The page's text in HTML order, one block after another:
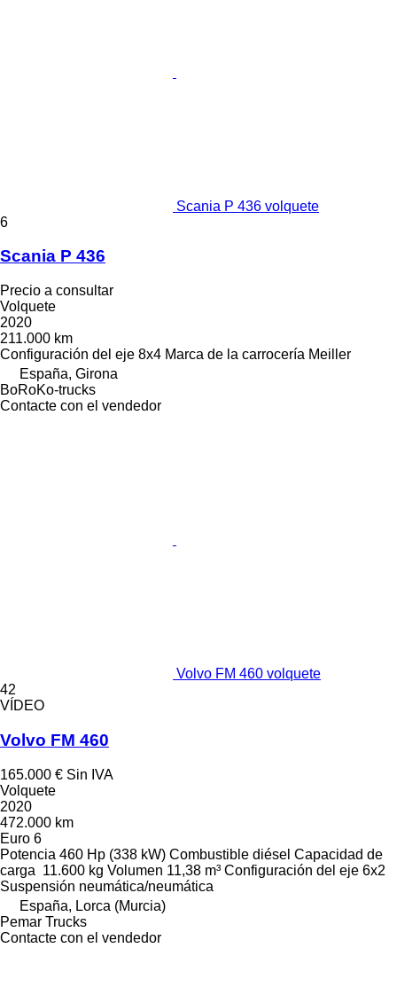
Scania P 436 volquete
6
Scania P 436
Precio a consultar
Volquete
2020
211.000 km
Configuración del eje 8x4 Marca de la carrocería Meiller
España, Girona
BoRoKo-trucks
Contacte con el vendedor
Volvo FM 460 volquete
42
VÍDEO
Volvo FM 460
165.000 € Sin IVA
Volquete
2020
472.000 km
Euro 6
Potencia 460 Hp (338 kW) Combustible diésel Capacidad de
carga 11.600 kg Volumen 11,38 m³ Configuración del eje 6x2
Suspensión neumática/neumática
España, Lorca (Murcia)
Pemar Trucks
Contacte con el vendedor